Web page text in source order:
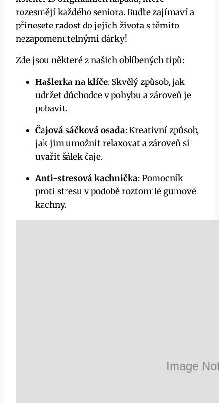
rozesmějí každého seniora. Buďte zajímaví a
přinesete radost do jejich života s těmito
nezapomenutelnými dárky!
Zde jsou některé z našich oblíbených tipů:
Hašlerka na klíče: Skvělý způsob, jak
udržet důchodce v pohybu a zároveň je
pobavit.
Čajová sáčková osada: Kreativní způsob,
jak jim umožnit relaxovat a zároveň si
uvařit šálek čaje.
Anti-stresová kachnička: Pomocník
proti stresu v podobě roztomilé gumové
kachny.